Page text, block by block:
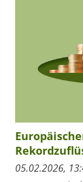
05.02.2026,